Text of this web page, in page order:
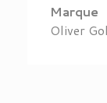
Marque
Oliver